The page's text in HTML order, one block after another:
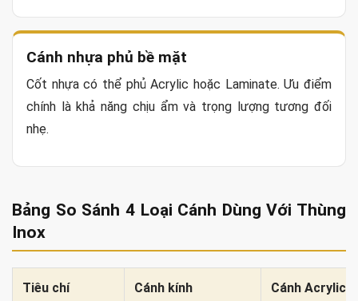
Cánh nhựa phủ bề mặt
Cốt nhựa có thể phủ Acrylic hoặc Laminate. Ưu điểm
chính là khả năng chịu ẩm và trọng lượng tương đối
nhẹ.
Bảng So Sánh 4 Loại Cánh Dùng Với Thùng
Inox
Tiêu chí Cánh kính Cánh Acrylic